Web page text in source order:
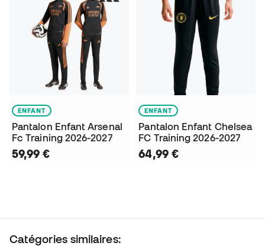
ENFANT
Pantalon Enfant Arsenal
Fc Training 2026-2027
59,99 €
ENFANT
Pantalon Enfant Chelsea
FC Training 2026-2027
64,99 €
Catégories similaires: